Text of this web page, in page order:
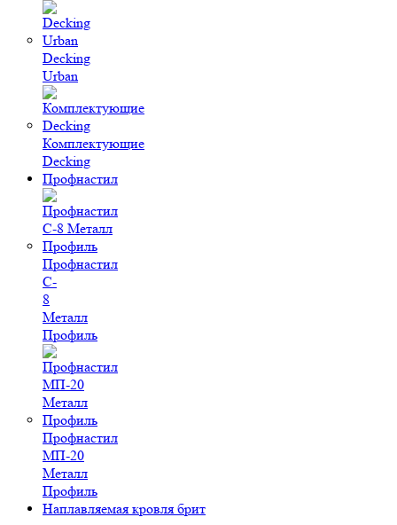
Decking
Urban
Комплектующие
Decking
Профнастил
Профнастил
C-
8
Металл
Профиль
Профнастил
МП-20
Металл
Профиль
Наплавляемая кровля брит